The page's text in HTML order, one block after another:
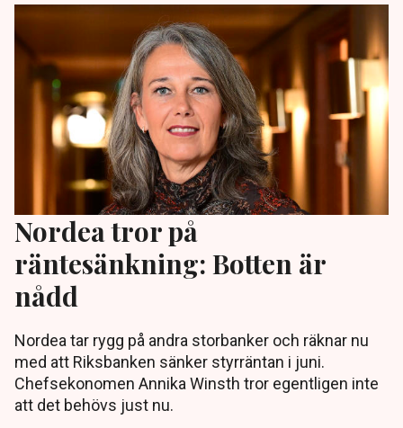
Nordea tror på
räntesänkning: Botten är
nådd
Nordea tar rygg på andra storbanker och räknar nu
med att Riksbanken sänker styrräntan i juni.
Chefsekonomen Annika Winsth tror egentligen inte
att det behövs just nu.